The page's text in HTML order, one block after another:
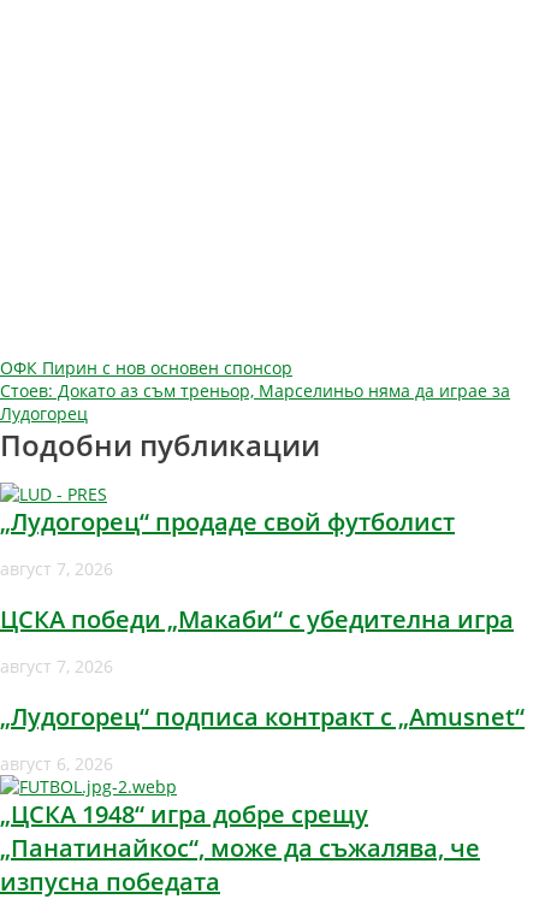
Навигация
ОФК Пирин с нов основен спонсор
Стоев: Докато аз съм треньор, Марселиньо няма да играе за
Лудогорец
Подобни публикации
„Лудогорец“ продаде свой футболист
август 7, 2026
ЦСКА победи „Макаби“ с убедителна игра
август 7, 2026
„Лудогорец“ подписа контракт с „Amusnet“
август 6, 2026
„ЦСКА 1948“ игра добре срещу
„Панатинайкос“, може да съжалява, че
изпусна победата